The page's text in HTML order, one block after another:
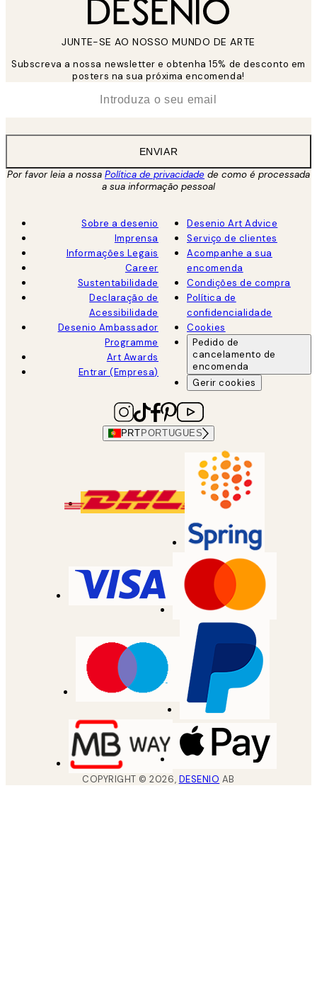
JUNTE-SE AO NOSSO MUNDO DE ARTE
Subscreva a nossa newsletter e obtenha 15% de desconto em
posters na sua próxima encomenda!
ENVIAR
Por favor leia a nossa Política de privacidade de como é processada
a sua informação pessoal
Sobre a desenio
Imprensa
Informações Legais
Career
Sustentabilidade
Declaração de
Acessibilidade
Desenio Ambassador
Programme
Art Awards
Entrar (Empresa)
Desenio Art Advice
Serviço de clientes
Acompanhe a sua
encomenda
Condições de compra
Política de
confidencialidade
Cookies
Pedido de
cancelamento de
encomenda
Gerir cookies
PRT PORTUGUES
COPYRIGHT ©2026, DESENIO AB